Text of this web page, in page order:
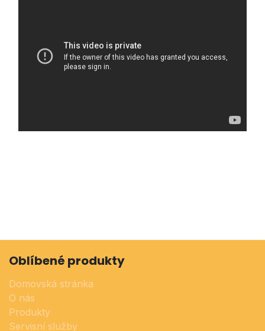
Oblíbené produkty
Domovská stránka
O nás
Produkty
Servisní služby